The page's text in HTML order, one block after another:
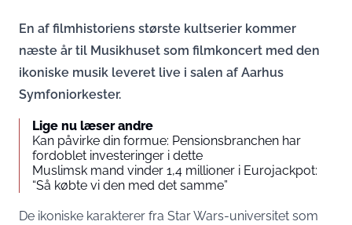
En af filmhistoriens største kultserier kommer
næste år til Musikhuset som filmkoncert med den
ikoniske musik leveret live i salen af Aarhus
Symfoniorkester.
Lige nu læser andre
Kan påvirke din formue: Pensionsbranchen har
fordoblet investeringer i dette
Muslimsk mand vinder 1,4 millioner i Eurojackpot:
“Så købte vi den med det samme”
De ikoniske karakterer fra Star Wars-universitet som